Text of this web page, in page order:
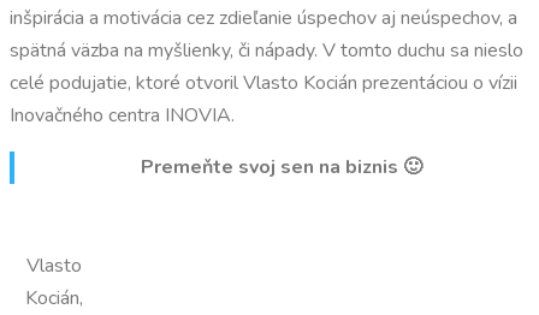
inšpirácia a motivácia cez zdieľanie úspechov aj neúspechov, a
spätná väzba na myšlienky, či nápady. V tomto duchu sa nieslo
celé podujatie, ktoré otvoril Vlasto Kocián prezentáciou o vízii
Inovačného centra INOVIA.
Premeňte svoj sen na biznis 🙂
Vlasto
Kocián,